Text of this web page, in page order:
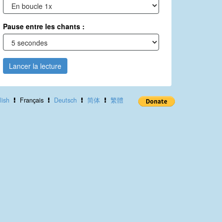
Pause entre les chants :
Lancer la lecture
Français Deutsch 简体 繁體